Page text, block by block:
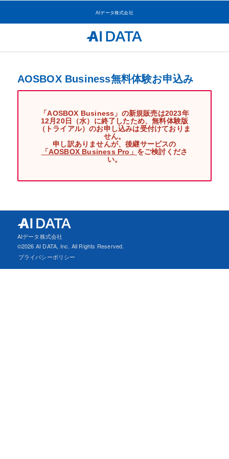
AIデータ株式会社
AOSBOX Business無料体験お申込み
「AOSBOX Business」の新規販売は2023年
12月20日（水）に終了したため、無料体験版
（トライアル）のお申し込みは受付けておりま
せん。
申し訳ありませんが、後継サービスの
「AOSBOX Business Pro」 をご検討くださ
い。
AIデータ株式会社
©2026 AI DATA, Inc. All Rights Reserved.
プライバシーポリシー